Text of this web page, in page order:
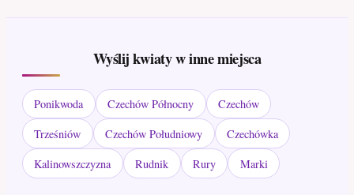
Wyślij kwiaty w inne miejsca
Ponikwoda Czechów Północny
Czechów
Trześniów
Czechów Południowy
Czechówka
Kalinowszczyzna
Rudnik Rury Marki